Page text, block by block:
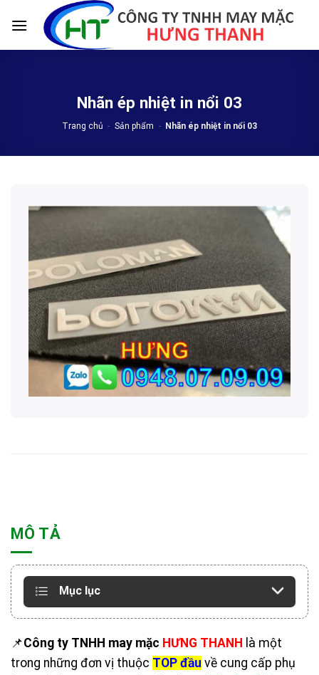
Nhãn ép nhiệt in nổi 03
Trang chủ - Sản phẩm - Nhãn ép nhiệt in nổi 03
MÔ TẢ
Mục lục
📌Công ty TNHH may mặc HƯNG THANH là một
trong những đơn vị thuộc TOP đầu về cung cấp phụ